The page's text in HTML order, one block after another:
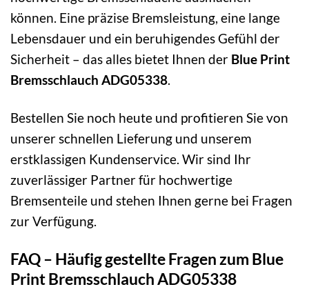
können. Eine präzise Bremsleistung, eine lange
Lebensdauer und ein beruhigendes Gefühl der
Sicherheit – das alles bietet Ihnen der Blue Print
Bremsschlauch ADG05338.
Bestellen Sie noch heute und profitieren Sie von
unserer schnellen Lieferung und unserem
erstklassigen Kundenservice. Wir sind Ihr
zuverlässiger Partner für hochwertige
Bremsenteile und stehen Ihnen gerne bei Fragen
zur Verfügung.
FAQ – Häufig gestellte Fragen zum Blue
Print Bremsschlauch ADG05338